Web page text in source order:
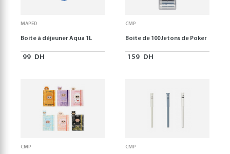
MAPED
Boite à déjeuner Aqua 1L
99 DH
CMP
Boite de 100 Jetons de Poker
159 DH
CMP CMP